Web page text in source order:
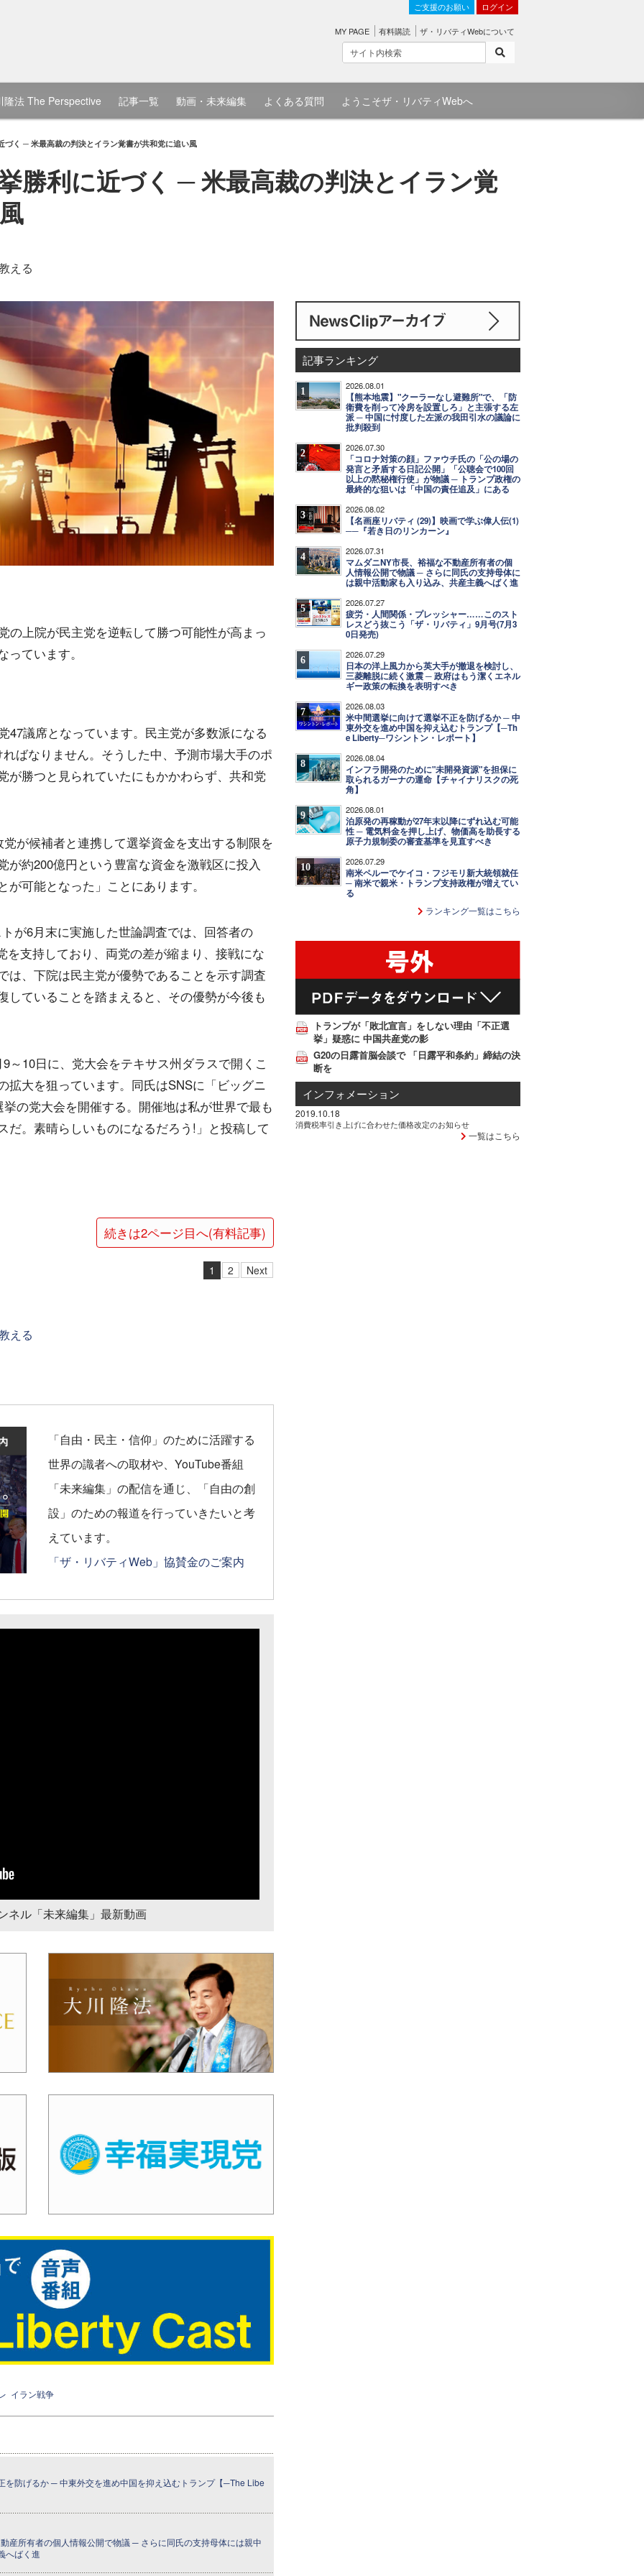
ご支援のお願い ログイン
MY PAGE 有料購読 ザ・リバティWebについて
隆法 The Perspective 記事一覧 動画・未来編集 よくある質問 ようこそザ・リバティWebへ
づく ─ 米最高裁の判決とイラン覚書が共和党に追い風
勝利に近づく ─ 米最高裁の判決とイラン覚
える
の上院が民主党を逆転して勝つ可能性が高まっ
ています。
47議席となっています。民主党が多数派になる
ばなりません。そうした中、予測市場大手のポ
が勝つと見られていたにもかかわらず、共和党
が候補者と連携して選挙資金を支出する制限を
が約200億円という豊富な資金を激戦区に投入
可能となった」ことにあります。
が6月末に実施した世論調査では、回答者の
を支持しており、両党の差が縮まり、接戦にな
は、下院は民主党が優勢であることを示す調査
していることを踏まえると、その優勢が今後も
～10日に、党大会をテキサス州ダラスで開くこ
拡大を狙っています。同氏はSNSに「ビッグニ
の党大会を開催する。開催地は私が世界で最も
だ。素晴らしいものになるだろう!」と投稿して
続きは2ページ目へ(有料記事)
1 2 Next
える
「自由・民主・信仰」のために活躍する
世界の識者への取材や、YouTube番組
「未来編集」の配信を通じ、「自由の創
設」のための報道を行っていきたいと考
えています。
「ザ・リバティWeb」協賛金のご案内
ネル「未来編集」最新動画
イラン戦争
を防げるか ─ 中東外交を進め中国を抑え込むトランプ【─The Libe
産所有者の個人情報公開で物議 ─ さらに同氏の支持母体には親中
へばく進
記事ランキング
1 2026.08.01
【熊本地震】"クーラーなし避難所"で、「防
衛費を削って冷房を設置しろ」と主張する左
派 ─ 中国に忖度した左派の我田引水の議論に
批判殺到
2 2026.07.30
「コロナ対策の顔」ファウチ氏の「公の場の
発言と矛盾する日記公開」「公聴会で100回
以上の黙秘権行使」が物議 ─ トランプ政権の
最終的な狙いは「中国の責任追及」にある
3 2026.08.02
【名画座リバティ (29)】映画で学ぶ偉人伝(1)
──『若き日のリンカーン』
4 2026.07.31
マムダニNY市長、裕福な不動産所有者の個
人情報公開で物議 ─ さらに同氏の支持母体に
は親中活動家も入り込み、共産主義へばく進
5 2026.07.27
疲労・人間関係・プレッシャー……このスト
レスどう抜こう「ザ・リバティ」9月号(7月3
0日発売)
6 2026.07.29
日本の洋上風力から英大手が撤退を検討し、
三菱離脱に続く激震 ─ 政府はもう潔くエネル
ギー政策の転換を表明すべき
7 2026.08.03
米中間選挙に向けて選挙不正を防げるか ─ 中
東外交を進め中国を抑え込むトランプ【─Th
e Liberty─ワシントン・レポート】
8 2026.08.04
インフラ開発のために"未開発資源"を担保に
取られるガーナの運命【チャイナリスクの死
角】
9 2026.08.01
泊原発の再稼動が27年末以降にずれ込む可能
性 ─ 電気料金を押し上げ、物価高を助長する
原子力規制委の審査基準を見直すべき
10 2026.07.29
南米ペルーでケイコ・フジモリ新大統領就任
─ 南米で親米・トランプ支持政権が増えてい
る
ランキング一覧はこちら
トランプが「敗北宣言」をしない理由「不正選
挙」疑惑に 中国共産党の影
G20の日露首脳会談で 「日露平和条約」締結の決
断を
インフォメーション
2019.10.18
消費税率引き上げに合わせた価格改定のお知らせ
一覧はこちら